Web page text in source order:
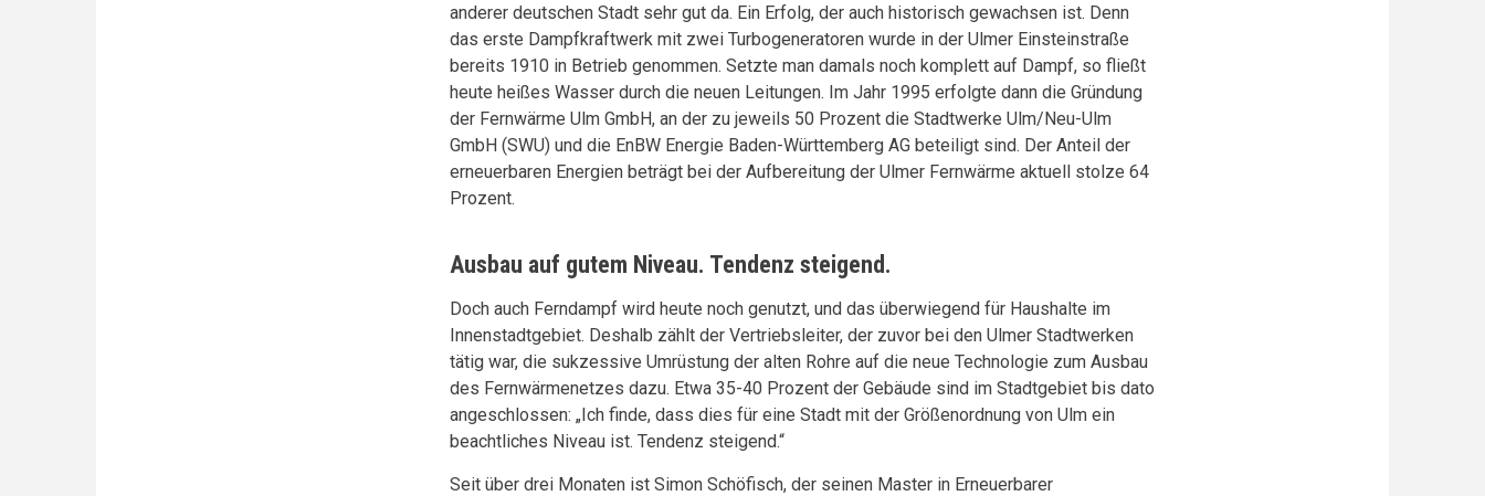
anderer deutschen Stadt sehr gut da. Ein Erfolg, der auch historisch gewachsen ist. Denn
das erste Dampfkraftwerk mit zwei Turbogeneratoren wurde in der Ulmer Einsteinstraße
bereits 1910 in Betrieb genommen. Setzte man damals noch komplett auf Dampf, so fließt
heute heißes Wasser durch die neuen Leitungen. Im Jahr 1995 erfolgte dann die Gründung
der Fernwärme Ulm GmbH, an der zu jeweils 50 Prozent die Stadtwerke Ulm/Neu-Ulm
GmbH (SWU) und die EnBW Energie Baden-Württemberg AG beteiligt sind. Der Anteil der
erneuerbaren Energien beträgt bei der Aufbereitung der Ulmer Fernwärme aktuell stolze 64
Prozent.
Ausbau auf gutem Niveau. Tendenz steigend.
Doch auch Ferndampf wird heute noch genutzt, und das überwiegend für Haushalte im
Innenstadtgebiet. Deshalb zählt der Vertriebsleiter, der zuvor bei den Ulmer Stadtwerken
tätig war, die sukzessive Umrüstung der alten Rohre auf die neue Technologie zum Ausbau
des Fernwärmenetzes dazu. Etwa 35-40 Prozent der Gebäude sind im Stadtgebiet bis dato
angeschlossen: „Ich finde, dass dies für eine Stadt mit der Größenordnung von Ulm ein
beachtliches Niveau ist. Tendenz steigend.“
Seit über drei Monaten ist Simon Schöfisch, der seinen Master in Erneuerbarer